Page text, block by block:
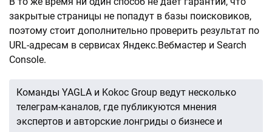
закрытые страницы не попадут в базы поисковиков,
поэтому стоит дополнительно проверить результат по
URL-адресам в сервисах Яндекс.Вебмастер и Search
Console.
Команды YAGLA и Kokoc Group ведут несколько
телеграм-каналов, где публикуются мнения
экспертов и авторские лонгриды о бизнесе и